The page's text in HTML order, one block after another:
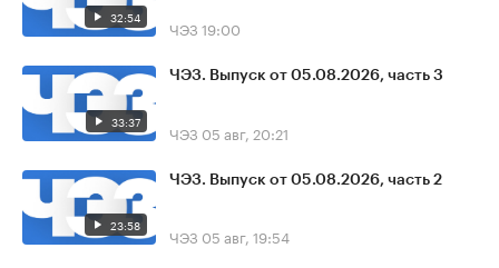
32:54 ЧЭЗ 19:00
33:37
ЧЭЗ. Выпуск от 05.08.2026, часть 3
ЧЭЗ 05 авг, 20:21
23:58
ЧЭЗ. Выпуск от 05.08.2026, часть 2
ЧЭЗ 05 авг, 19:54